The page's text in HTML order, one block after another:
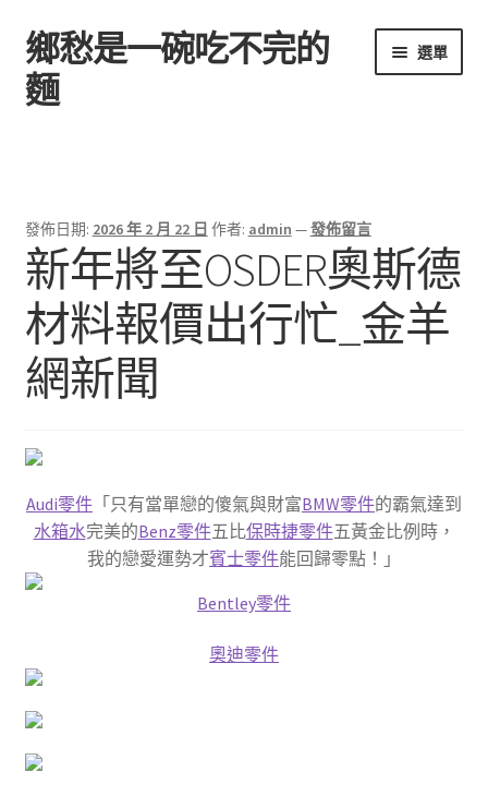
跳
至
導
跳
至
主
鄉愁是一碗吃不完的
麵
選單
發佈日期: 2026 年 2 月 22 日 作者: admin —發佈留言
新年將至OSDER奧斯德
材料報價出行忙_金羊
網新聞
Audi零件 「只有當單戀的傻氣與財富BMW零件的霸氣達到
水箱水完美的Benz零件五比保時捷零件五黃金比例時，
我的戀愛運勢才賓士零件能回歸零點！」
Bentley零件
奧迪零件